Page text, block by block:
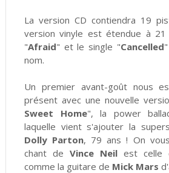
La version CD contiendra 19
version vinyle est étendue à 21
"Afraid" et le single "Cancelled
nom.
Un premier avant-goût nous
présent avec une nouvelle
Sweet Home", la power
laquelle vient s'ajouter la
Dolly Parton, 79 ans ! On
chant de Vince Neil est celle
comme la guitare de Mick Mars